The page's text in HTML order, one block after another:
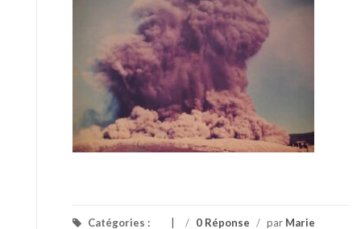
Catégories : / 0 Réponse / par Marie